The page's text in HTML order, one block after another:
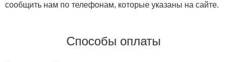
сообщить нам по телефонам, которые указаны на сайте.
Способы оплаты